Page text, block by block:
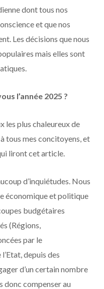
dont tous nos
et que nos
Les décisions que nous
mais elles sont
l’année 2025 ?
les plus chaleureux de
tous mes concitoyens, et
liront cet article.
d’inquiétudes. Nous
économique et politique
budgétaires
(Régions,
par le
depuis des
d’un certain nombre
donc compenser au